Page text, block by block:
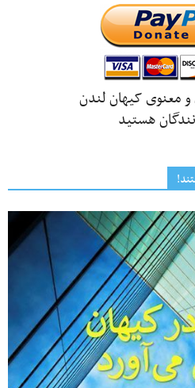
و معنوی کیهان لندن
هستید